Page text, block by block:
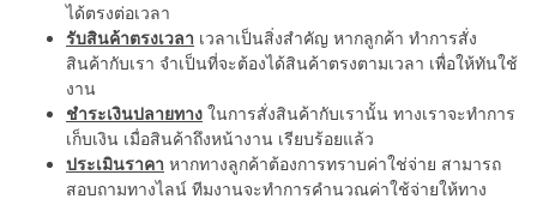
ได้ตรงต่อเวลา
รับสินค้าตรงเวลา เวลาเป็นสิ่งสำคัญ หากลูกค้า ทำการสั่ง
สินค้ากับเรา จำเป็นที่จะต้องได้สินค้าตรงตามเวลา เพื่อให้ทันใช้
งาน
ชำระเงินปลายทาง ในการสั่งสินค้ากับเรานั้น ทางเราจะทำการ
เก็บเงิน เมื่อสินค้าถึงหน้างาน เรียบร้อยแล้ว
ประเมินราคา หากทางลูกค้าต้องการทราบค่าใช่จ่าย สามารถ
สอบถามทางไลน์ ทีมงานจะทำการคำนวณค่าใช้จ่ายให้ทาง